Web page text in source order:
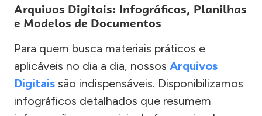
Arquivos Digitais: Infográficos, Planilhas
e Modelos de Documentos
Para quem busca materiais práticos e
aplicáveis no dia a dia, nossos Arquivos
Digitais são indispensáveis. Disponibilizamos
infográficos detalhados que resumem